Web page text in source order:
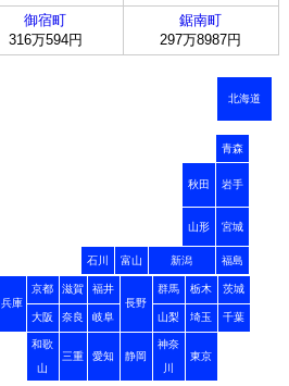
御宿町
316万594円
鋸南町
297万8987円
北海道
青森
秋田 岩手
山形 宮城
石川 富山 新潟 福島
兵庫
京都 滋賀
福井
長野
群馬 栃木 茨城
大阪 奈良 岐阜 山梨 埼玉 千葉
和歌
山
三重 愛知 静岡
神奈
川
東京